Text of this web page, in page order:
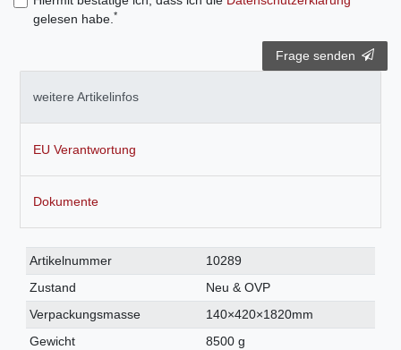
gelesen habe. *
Frage senden
weitere Artikelinfos
EU Verantwortung
Dokumente
Technisches
Merkmal
Wert
Artikelnummer
10289
Zustand
Neu & OVP
Verpackungsmasse
140×420×1820mm
Gewicht
8500 g